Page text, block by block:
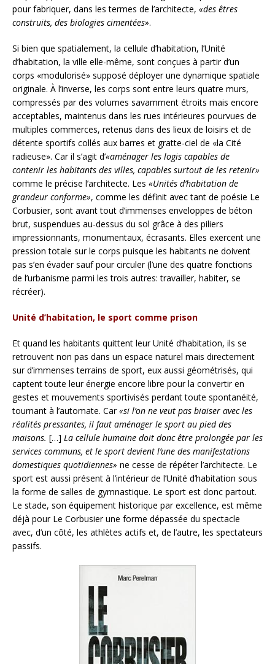
pour fabriquer, dans les termes de l’architecte, «des êtres
construits, des biologies cimentées».
Si bien que spatialement, la cellule d’habitation, l’Unité
d’habitation, la ville elle-même, sont conçues à partir d’un
corps «modulorisé» supposé déployer une dynamique spatiale
originale. À l’inverse, les corps sont entre leurs quatre murs,
compressés par des volumes savamment étroits mais encore
acceptables, maintenus dans les rues intérieures pourvues de
multiples commerces, retenus dans des lieux de loisirs et de
détente sportifs collés aux barres et gratte-ciel de «la Cité
radieuse». Car il s’agit d’«aménager les logis capables de
contenir les habitants des villes, capables surtout de les retenir»
comme le précise l’architecte. Les «Unités d’habitation de
grandeur conforme», comme les définit avec tant de poésie Le
Corbusier, sont avant tout d’immenses enveloppes de béton
brut, suspendues au-dessus du sol grâce à des piliers
impressionnants, monumentaux, écrasants. Elles exercent une
pression totale sur le corps puisque les habitants ne doivent
pas s’en évader sauf pour circuler (l’une des quatre fonctions
de l’urbanisme parmi les trois autres: travailler, habiter, se
récréer).
Unité d’habitation, le sport comme prison
Et quand les habitants quittent leur Unité d’habitation, ils se
retrouvent non pas dans un espace naturel mais directement
sur d’immenses terrains de sport, eux aussi géométrisés, qui
captent toute leur énergie encore libre pour la convertir en
gestes et mouvements sportivisés perdant toute spontanéité,
tournant à l’automate. Car«si l’on ne veut pas biaiser avec les
réalités pressantes, il faut aménager le sport au pied des
maisons. […] La cellule humaine doit donc être prolongée par les
services communs, et le sport devient l’une des manifestations
domestiques quotidiennes» ne cesse de répéter l’architecte. Le
sport est aussi présent à l’intérieur de l’Unité d’habitation sous
la forme de salles de gymnastique. Le sport est donc partout.
Le stade, son équipement historique par excellence, est même
déjà pour Le Corbusier une forme dépassée du spectacle
avec, d’un côté, les athlètes actifs et, de l’autre, les spectateurs
passifs.